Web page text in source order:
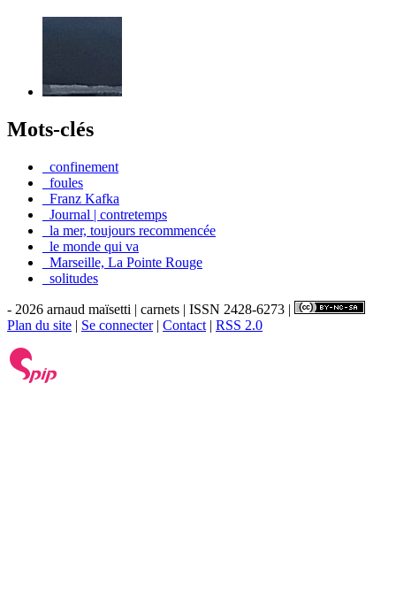
Mots-clés
_confinement
_foules
_Franz Kafka
_Journal | contretemps
_la mer, toujours recommencée
_le monde qui va
_Marseille, La Pointe Rouge
_solitudes
- 2026 arnaud maïsetti | carnets | ISSN 2428-6273 |
Plan du site | Se connecter| Contact | RSS 2.0